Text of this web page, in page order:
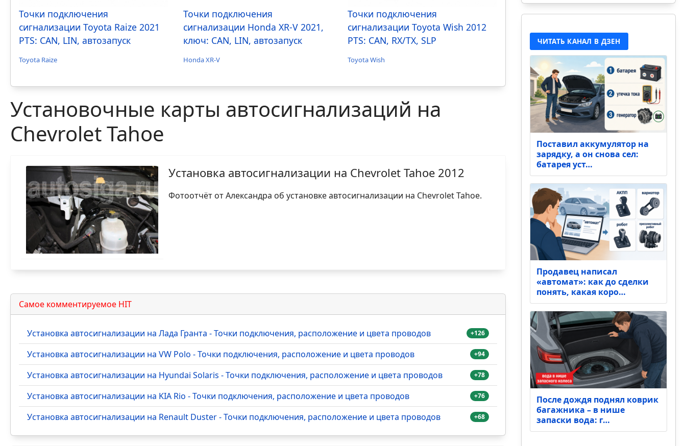
Точки подключения
сигнализации Toyota Raize 2021
PTS: CAN, LIN, автозапуск
Toyota Raize
Точки подключения
сигнализации Honda XR-V 2021,
ключ: CAN, LIN, автозапуск
Honda XR-V
Точки подключения
сигнализации Toyota Wish 2012
PTS: CAN, RX/TX, SLP
Toyota Wish
Установочные карты автосигнализаций на
Chevrolet Tahoe
Установка автосигнализации на Chevrolet Tahoe 2012
Фотоотчёт от Александра об установке автосигнализации на Chevrolet Tahoe.
Самое комментируемое HIT
Установка автосигнализации на Лада Гранта - Точки подключения, расположение и цвета проводов +126
Установка автосигнализации на VW Polo - Точки подключения, расположение и цвета проводов +94
Установка автосигнализации на Hyundai Solaris - Точки подключения, расположение и цвета проводов +78
Установка автосигнализации на KIA Rio - Точки подключения, расположение и цвета проводов +76
Установка автосигнализации на Renault Duster - Точки подключения, расположение и цвета проводов +68
ЧИТАТЬ КАНАЛ В ДЗЕН
Поставил аккумулятор на
зарядку, а он снова сел:
батарея уст…
Продавец написал
«автомат»: как до сделки
понять, какая коро…
После дождя поднял коврик
багажника – в нише
запаски вода: г…